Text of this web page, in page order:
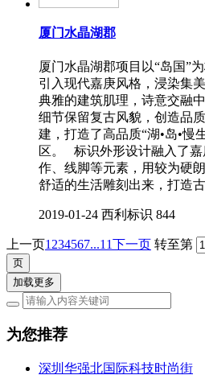
厦门水晶湖郡
厦门水晶湖郡项目以“岛国”
引入现代嘉庚风格，浸染集
典雅的建筑肌理，诗意交融
细节保留复古风貌，创造品
建，打造了高品质“湖•岛•慢
区。 标识外形设计融入了
作、线脚等元素，用较为硬
舒适的生活雕刻出来，打造
2019-01-24 西利标识 844
上一页1 234567...11下一页 转至第
加载更多
为您推荐
深圳华强北国际科技时尚街